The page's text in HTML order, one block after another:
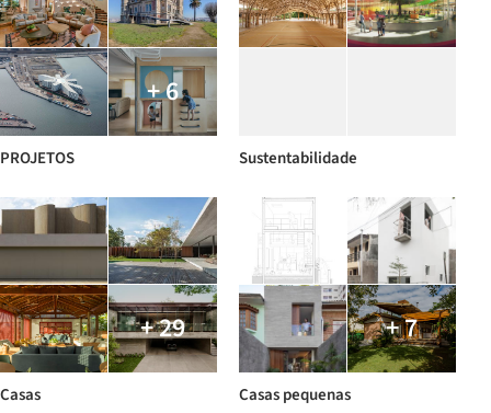
+ 6
PROJETOS Sustentabilidade
+ 29
Casas
+ 7
Casas pequenas